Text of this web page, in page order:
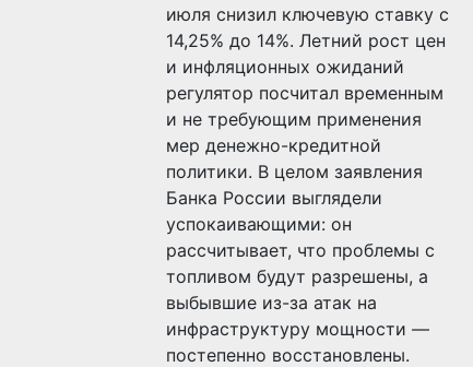
июля снизил ключевую ставку с
14,25% до 14%. Летний рост цен
и инфляционных ожиданий
регулятор посчитал временным
и не требующим применения
мер денежно-кредитной
политики. В целом заявления
Банка России выглядели
успокаивающими: он
рассчитывает, что проблемы с
топливом будут разрешены, а
выбывшие из-за атак на
инфраструктуру мощности —
постепенно восстановлены.